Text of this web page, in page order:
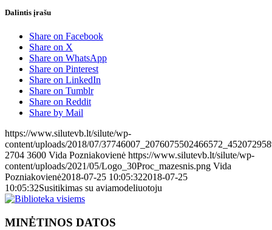
Dalintis įrašu
Share on Facebook
Share on X
Share on WhatsApp
Share on Pinterest
Share on LinkedIn
Share on Tumblr
Share on Reddit
Share by Mail
https://www.silutevb.lt/silute/wp-
content/uploads/2018/07/
2704 3600 Vida Pozniakovienė https://www.silutevb.lt/silute/wp-
content/uploads/2021/05/Logo_30Proc_mazesnis.png Vida
Pozniakovienė2018-07-25 10:05:322018-07-25
10:05:32Susitikimas su aviamodeliuotoju
MINĖTINOS DATOS